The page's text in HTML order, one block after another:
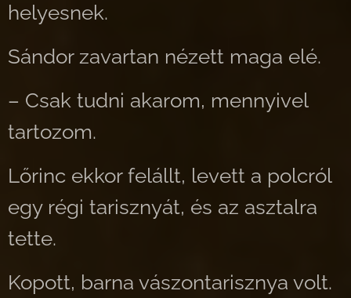
helyesnek.
Sándor zavartan nézett maga elé.
– Csak tudni akarom, mennyivel
tartozom.
Lőrinc ekkor felállt, levett a polcról
egy régi tarisznyát, és az asztalra
tette.
Kopott, barna vászontarisznya volt.